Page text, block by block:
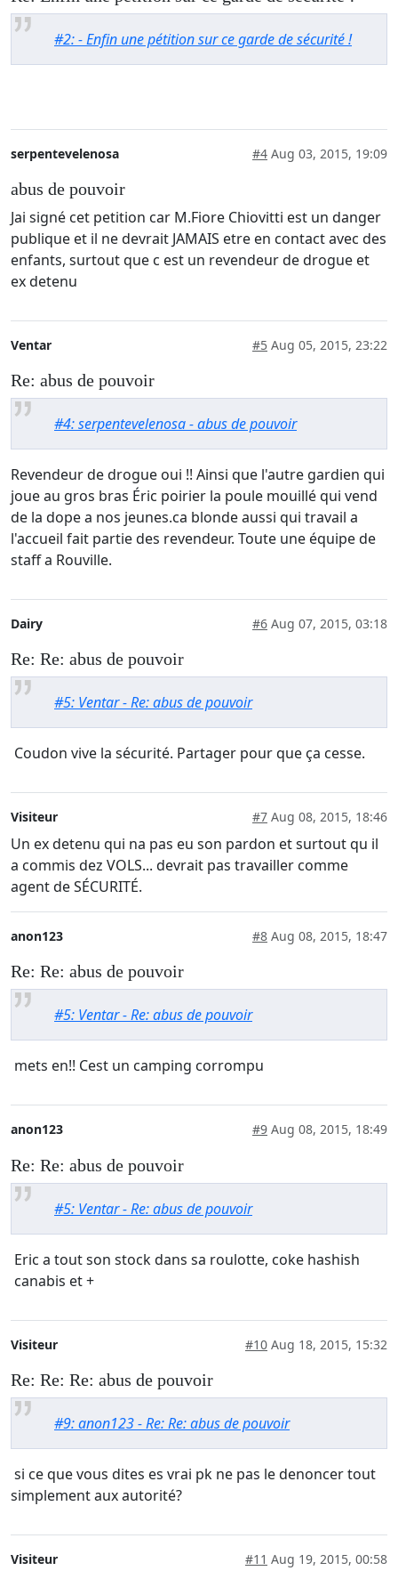
#2: - Enfin une pétition sur ce garde de sécurité !
serpentevelenosa #4 Aug 03, 2015, 19:09
abus de pouvoir
Jai signé cet petition car M.Fiore Chiovitti est un danger
publique et il ne devrait JAMAIS etre en contact avec des
enfants, surtout que c est un revendeur de drogue et
ex detenu
Ventar #5 Aug 05, 2015, 23:22
Re: abus de pouvoir
#4: serpentevelenosa - abus de pouvoir
Revendeur de drogue oui !! Ainsi que l'autre gardien qui
joue au gros bras Éric poirier la poule mouillé qui vend
de la dope a nos jeunes.ca blonde aussi qui travail a
l'accueil fait partie des revendeur. Toute une équipe de
staff a Rouville.
Dairy #6 Aug 07, 2015, 03:18
Re: Re: abus de pouvoir
#5: Ventar - Re: abus de pouvoir
Coudon vive la sécurité. Partager pour que ça cesse.
Visiteur #7 Aug 08, 2015, 18:46
Un ex detenu qui na pas eu son pardon et surtout qu il
a commis dez VOLS... devrait pas travailler comme
agent de SÉCURITÉ.
anon123 #8 Aug 08, 2015, 18:47
Re: Re: abus de pouvoir
#5: Ventar - Re: abus de pouvoir
mets en!! Cest un camping corrompu
anon123 #9 Aug 08, 2015, 18:49
Re: Re: abus de pouvoir
#5: Ventar - Re: abus de pouvoir
Eric a tout son stock dans sa roulotte, coke hashish
canabis et +
Visiteur #10 Aug 18, 2015, 15:32
Re: Re: Re: abus de pouvoir
#9: anon123 - Re: Re: abus de pouvoir
si ce que vous dites es vrai pk ne pas le denoncer tout
simplement aux autorité?
Visiteur #11 Aug 19, 2015, 00:58